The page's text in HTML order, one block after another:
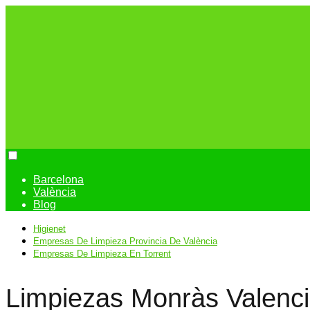
Barcelona
València
Blog
Higienet
Empresas De Limpieza Provincia De València
Empresas De Limpieza En Torrent
Limpiezas Monràs